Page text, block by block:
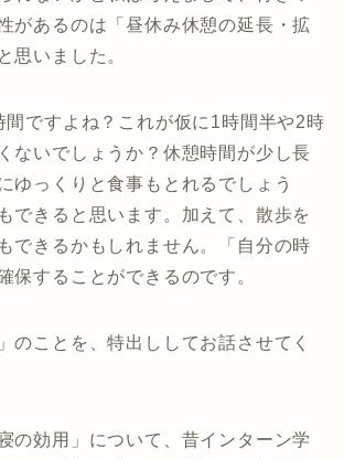
があるのは「昼休み休憩の延長・拡
思いました。
間ですよね？これが仮に1時間半や2時
ないでしょうか？休憩時間が少し長
ゆっくりと食事もとれるでしょう
できると思います。加えて、散歩を
できるかもしれません。「自分の時
保することができるのです。
のことを、特出ししてお話させてく
の効用」について、昔インターン学